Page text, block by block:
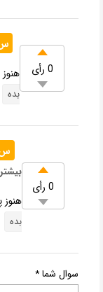
0 رأی
بده
0 رأی
هنوز
بده
سوال شما*